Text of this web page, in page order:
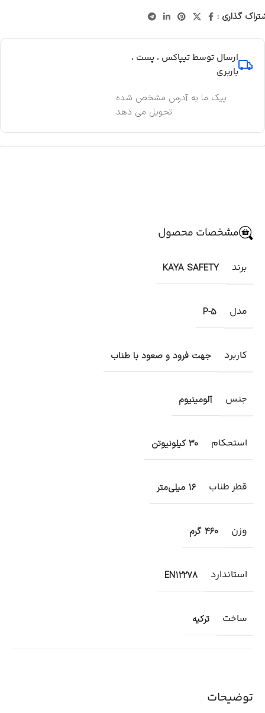
گذاری :
ارسال توسط تیپاکس ، پست ،
باربری
پیک ما به آدرس مشخص شده
تحویل می دهد
توضیحات
مشخصات محصول
برند KAYA SAFETY
مدل P-5
کاربرد جهت فرود و صعود با طناب
جنس آلومینیوم
استحکام 30 کیلونیوتن
قطر طناب 16 میلی‌متر
وزن 460 گرم
استاندارد EN12278
ساخت ترکیه